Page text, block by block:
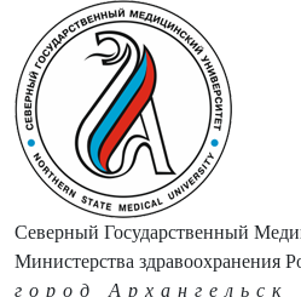
Северный Государственный
Министерства здравоохранения
город Архангельск